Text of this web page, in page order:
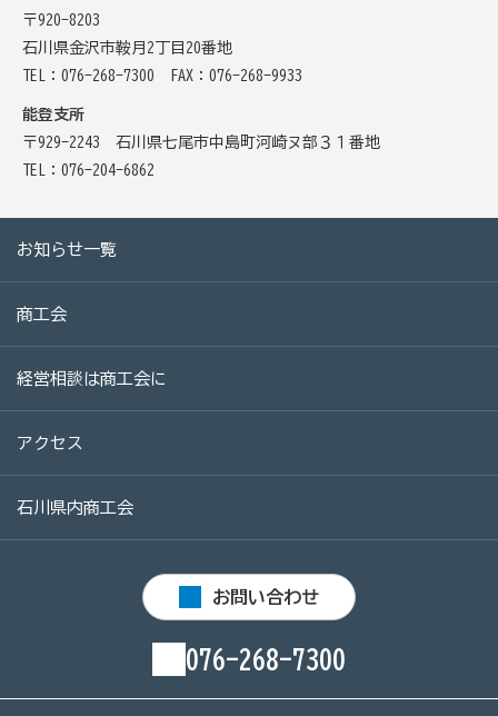
〒920-8203
石川県金沢市鞍月2丁目20番地
TEL：076-268-7300
FAX：076-268-9933
能登支所
〒929-2243 石川県七尾市中島町河崎ヌ部３１番地
TEL：076-204-6862
お知らせ一覧
商工会
経営相談は商工会に
アクセス
石川県内商工会
お問い合わせ
076-268-7300